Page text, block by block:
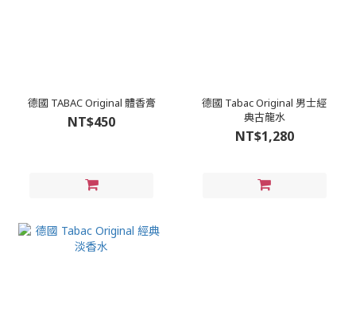
德國 TABAC Original 體香膏
NT$450
德國 Tabac Original 男士經
典古龍水
NT$1,280